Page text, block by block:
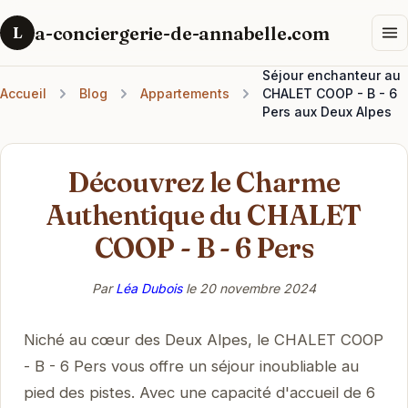
L a-conciergerie-de-annabelle.com
Accueil Blog Appartements
Séjour enchanteur au
CHALET COOP - B - 6
Pers aux Deux Alpes
Découvrez le Charme
Authentique du CHALET
COOP - B - 6 Pers
ParLéa Duboisle 20 novembre 2024
Niché au cœur des Deux Alpes, le CHALET COOP
- B - 6 Pers vous offre un séjour inoubliable au
pied des pistes. Avec une capacité d'accueil de 6